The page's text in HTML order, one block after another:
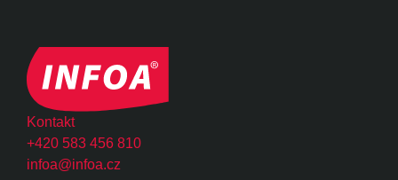
Kontakt
+420 583 456 810
infoa@infoa.cz